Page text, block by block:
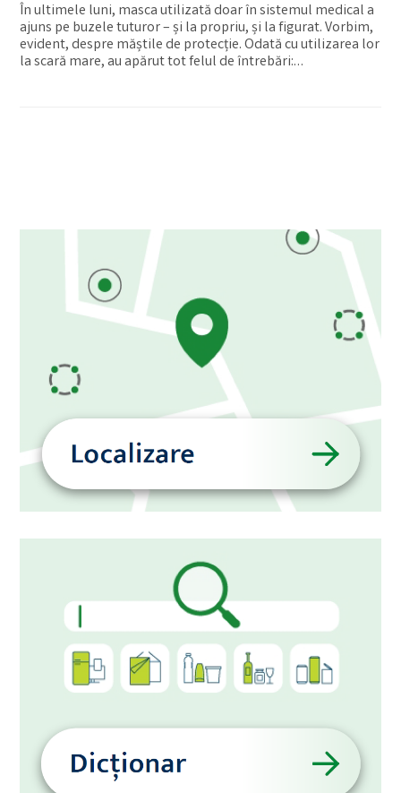
În ultimele luni, masca utilizată doar în sistemul medical a
ajuns pe buzele tuturor – și la propriu, și la figurat. Vorbim,
evident, despre măștile de protecție. Odată cu utilizarea lor
la scară mare, au apărut tot felul de întrebări:…